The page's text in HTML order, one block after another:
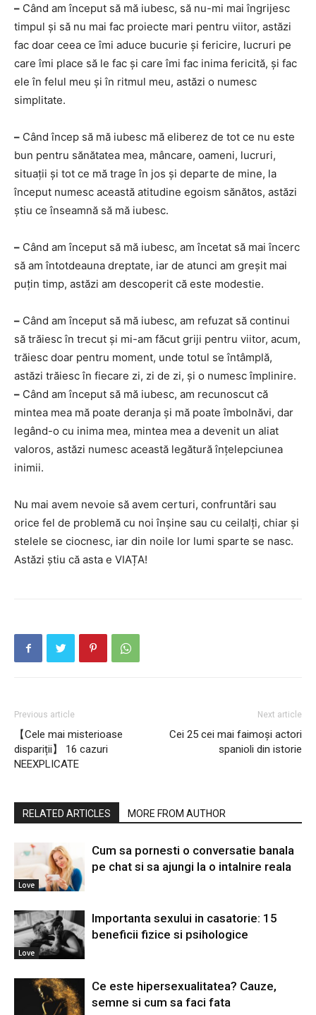
– Când am început să mă iubesc, să nu-mi mai îngrijesc
timpul și să nu mai fac proiecte mari pentru viitor, astăzi
fac doar ceea ce îmi aduce bucurie și fericire, lucruri pe
care îmi place să le fac și care îmi fac inima fericită, și fac
ele în felul meu și în ritmul meu, astăzi o numesc
simplitate.
– Când încep să mă iubesc mă eliberez de tot ce nu este
bun pentru sănătatea mea, mâncare, oameni, lucruri,
situații și tot ce mă trage în jos și departe de mine, la
început numesc această atitudine egoism sănătos, astăzi
știu ce înseamnă să mă iubesc.
– Când am început să mă iubesc, am încetat să mai încerc
să am întotdeauna dreptate, iar de atunci am greșit mai
puțin timp, astăzi am descoperit că este modestie.
– Când am început să mă iubesc, am refuzat să continui
să trăiesc în trecut și mi-am făcut griji pentru viitor, acum,
trăiesc doar pentru moment, unde totul se întâmplă,
astăzi trăiesc în fiecare zi, zi de zi, și o numesc împlinire.
– Când am început să mă iubesc, am recunoscut că
mintea mea mă poate deranja și mă poate îmbolnăvi, dar
legând-o cu inima mea, mintea mea a devenit un aliat
valoros, astăzi numesc această legătură înțelepciunea
inimii.
Nu mai avem nevoie să avem certuri, confruntări sau
orice fel de problemă cu noi înșine sau cu ceilalți, chiar și
stelele se ciocnesc, iar din noile lor lumi sparte se nasc.
Astăzi știu că asta e VIAȚA!
Previous article
【Cele mai misterioase
dispariții】 16 cazuri
NEEXPLICATE
Next article
Cei 25 cei mai faimoși actori
spanioli din istorie
RELATED ARTICLES MORE FROM AUTHOR
Love
Cum sa pornesti o conversatie banala
pe chat si sa ajungi la o intalnire reala
Love
Importanta sexului in casatorie: 15
beneficii fizice si psihologice
Ce este hipersexualitatea? Cauze,
semne si cum sa faci fata